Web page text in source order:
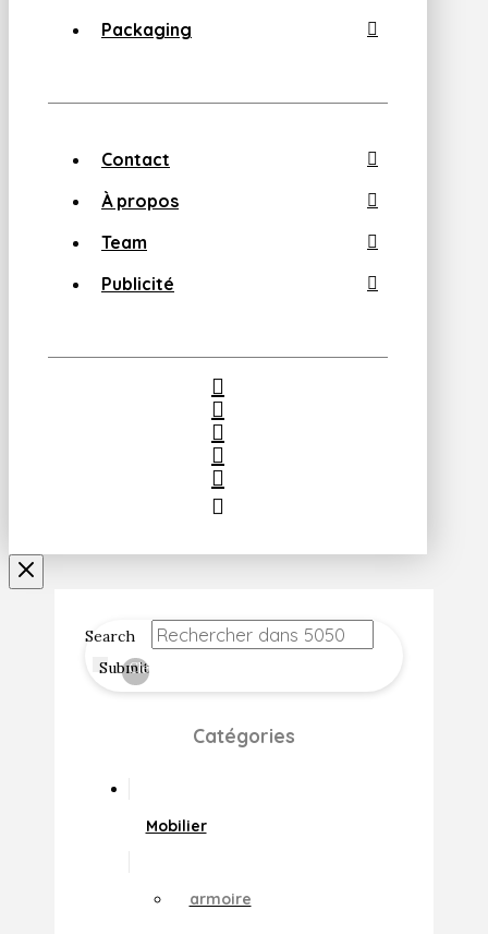
Packaging
Contact
À propos
Team
Publicité
Search
Submit
Clear
Catégories
Mobilier
armoire